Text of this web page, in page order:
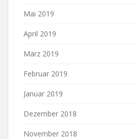
Mai 2019
April 2019
März 2019
Februar 2019
Januar 2019
Dezember 2018
November 2018